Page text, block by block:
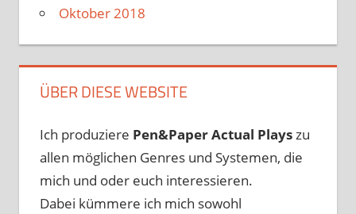
Oktober 2018
ÜBER DIESE WEBSITE
Ich produziere Pen&PaperActual Playszu
allen möglichen Genres und Systemen, die
mich und oder euch interessieren.
Dabei kümmere ich mich sowohl